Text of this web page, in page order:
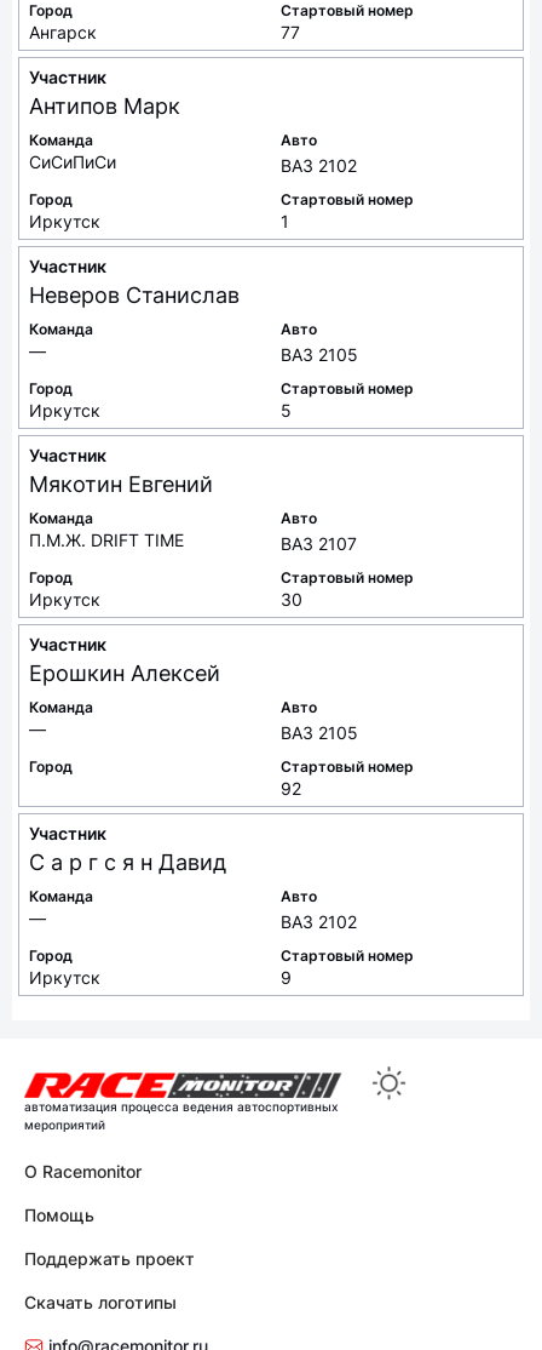
Город
Ангарск
Стартовый номер
77
Участник
Антипов Марк
Команда
СиСиПиСи
Авто
ВАЗ 2102
Город
Иркутск
Стартовый номер
1
Участник
Неверов Станислав
Команда
—
Авто
ВАЗ 2105
Город
Иркутск
Стартовый номер
5
Участник
Мякотин Евгений
Команда
П.М.Ж. DRIFT TIME
Авто
ВАЗ 2107
Город
Иркутск
Стартовый номер
30
Участник
Ерошкин Алексей
Команда
—
Авто
ВАЗ 2105
Город Стартовый номер
92
Участник
С а р г с я н Давид
Команда
—
Авто
ВАЗ 2102
Город
Иркутск
Стартовый номер
9
автоматизация процесса ведения автоспортивных
мероприятий
О Racemonitor
Помощь
Поддержать проект
Скачать логотипы